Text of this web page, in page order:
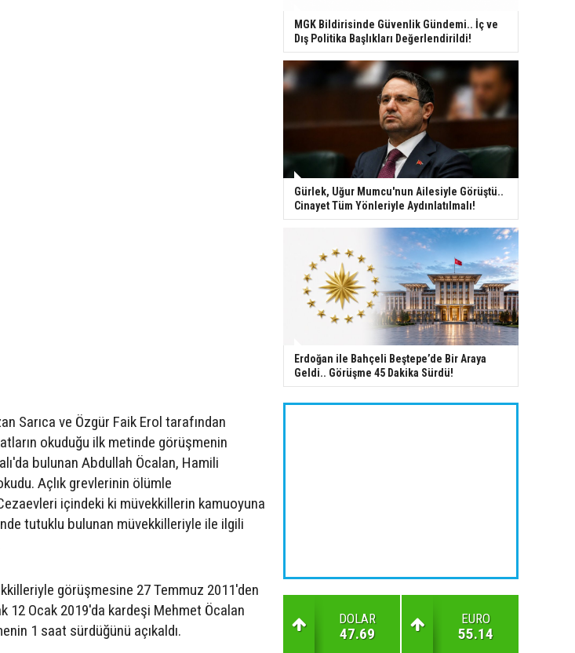
Sarıca ve Özgür Faik Erol tarafından
okuduğu ilk metinde görüşmenin
bulunan Abdullah Öcalan, Hamili
Açlık grevlerinin ölümle
içindeki ki müvekkillerin kamuoyuna
tutuklu bulunan müvekkilleriyle ile ilgili
görüşmesine 27 Temmuz 2011'den
Ocak 2019'da kardeşi Mehmet Öcalan
1 saat sürdüğünü açıkaldı.
MGK Bildirisinde Güvenlik Gündemi.. İç ve
Dış Politika Başlıkları Değerlendirildi!
Gürlek, Uğur Mumcu'nun Ailesiyle Görüştü..
Cinayet Tüm Yönleriyle Aydınlatılmalı!
Erdoğan ile Bahçeli Beştepe’de Bir Araya
Geldi.. Görüşme 45 Dakika Sürdü!
DOLAR
47.69
EURO
55.14